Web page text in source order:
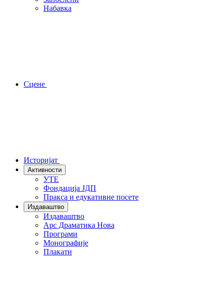
Набавка
Сцене
Историјат
Активности
УТЕ
Фондација ЈДП
Пракса и едукативне посете
Издаваштво
Издаваштво
Арс Драматика Нова
Програми
Монографије
Плакати